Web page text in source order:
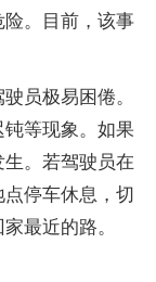
。目前，该事
员极易困倦。
等现象。如果
。若驾驶员在
停车休息，切
最近的路。